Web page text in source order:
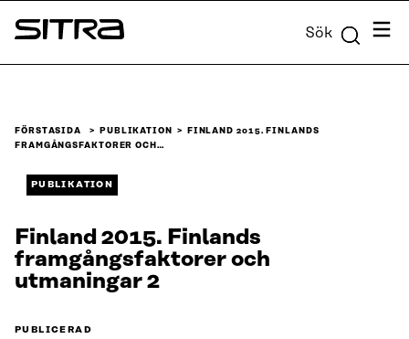
Skip to
content
Sitra Sök Meny
FÖRSTASIDA PUBLIKATION
FINLAND 2015. FINLANDS
FRAMGÅNGSFAKTORER OCH…
PUBLIKATION
Finland 2015. Finlands
framgångsfaktorer och
utmaningar 2
PUBLICERAD